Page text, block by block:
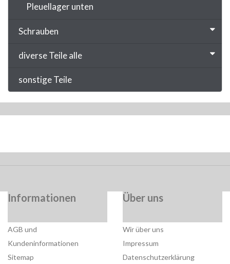
Pleuellager unten
Schrauben
diverse Teile alle
sonstige Teile
Informationen
AGB und
Kundeninformationen
Sitemap
Über uns
Wir über uns
Impressum
Datenschutzerklärung